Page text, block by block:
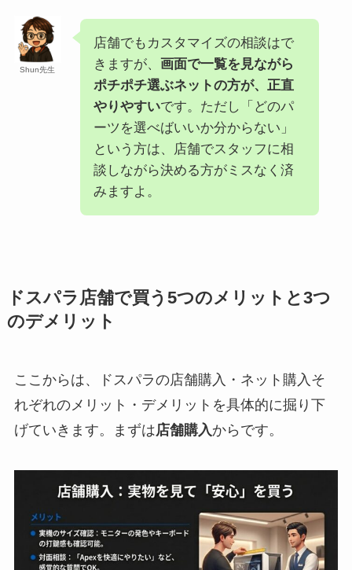
Shun先生
店舗でもカスタマイズの相談はで
きますが、 画面で一覧を見ながら
ポチポチ選ぶネットの方が、正直
やりやすいです。ただし「どのパ
ーツを選べばいいか分からない」
という方は、店舗でスタッフに相
談しながら決める方がミスなく済
みますよ。
ドスパラ店舗で買う5つのメリットと3つ
のデメリット
ここからは、ドスパラの店舗購入・ネット購入そ
れぞれのメリット・デメリットを具体的に掘り下
げていきます。まずは店舗購入からです。